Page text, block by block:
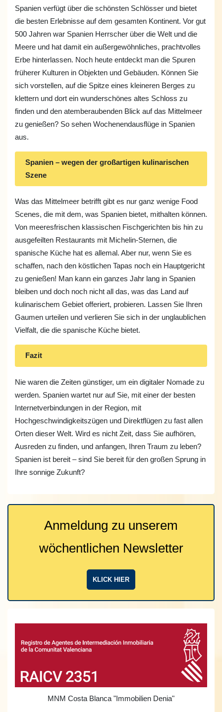
Spanien verfügt über die schönsten Schlösser und bietet
die besten Erlebnisse auf dem gesamten Kontinent. Vor gut
500 Jahren war Spanien Herrscher über die Welt und die
Meere und hat damit ein außergewöhnliches, prachtvolles
Erbe hinterlassen. Noch heute entdeckt man die Spuren
früherer Kulturen in Objekten und Gebäuden. Können Sie
sich vorstellen, auf die Spitze eines kleineren Berges zu
klettern und dort ein wunderschönes altes Schloss zu
finden und den atemberaubenden Blick auf das Mittelmeer
zu genießen? So sehen Wochenendausflüge in Spanien
aus.
Spanien – wegen der großartigen kulinarischen
Szene
Was das Mittelmeer betrifft gibt es nur ganz wenige Food
Scenes, die mit dem, was Spanien bietet, mithalten können.
Von meeresfrischen klassischen Fischgerichten bis hin zu
ausgefeilten Restaurants mit Michelin-Sternen, die
spanische Küche hat es allemal. Aber nur, wenn Sie es
schaffen, nach den köstlichen Tapas noch ein Hauptgericht
zu genießen! Man kann ein ganzes Jahr lang in Spanien
bleiben und doch noch nicht all das, was das Land auf
kulinarischem Gebiet offeriert, probieren. Lassen Sie Ihren
Gaumen urteilen und verlieren Sie sich in der unglaublichen
Vielfalt, die die spanische Küche bietet.
Fazit
Nie waren die Zeiten günstiger, um ein digitaler Nomade zu
werden. Spanien wartet nur auf Sie, mit einer der besten
Internetverbindungen in der Region, mit
Hochgeschwindigkeitszügen und Direktflügen zu fast allen
Orten dieser Welt. Wird es nicht Zeit, dass Sie aufhören,
Ausreden zu finden, und anfangen, Ihren Traum zu leben?
Spanien ist bereit – sind Sie bereit für den großen Sprung in
Ihre sonnige Zukunft?
Anmeldung zu unserem
wöchentlichen Newsletter
KLICK HIER
MNM Costa Blanca"Immobilien Denia"